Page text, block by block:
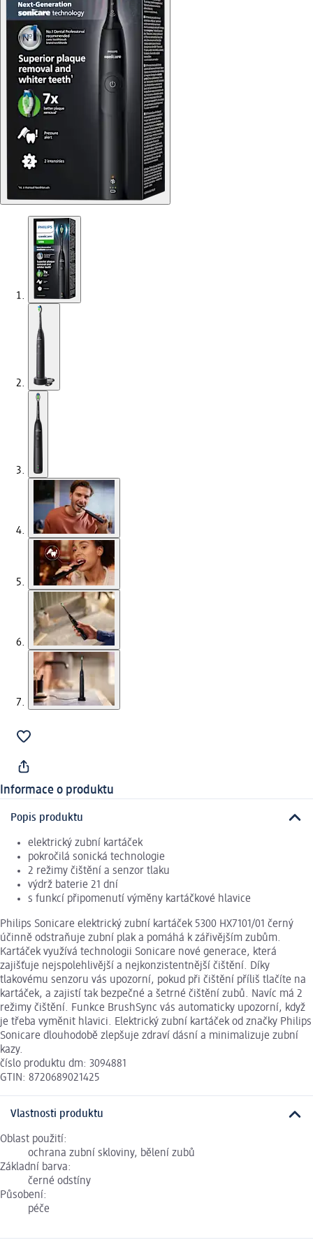
Informace o produktu
Popis produktu
elektrický zubní kartáček
pokročilá sonická technologie
2 režimy čištění a senzor tlaku
výdrž baterie 21 dní
s funkcí připomenutí výměny kartáčkové hlavice
Philips Sonicare elektrický zubní kartáček 5300 HX7101/01 černý
účinně odstraňuje zubní plak a pomáhá k zářivějším zubům.
Kartáček využívá technologii Sonicare nové generace, která
zajišťuje nejspolehlivější a nejkonzistentnější čištění. Díky
tlakovému senzoru vás upozorní, pokud při čištění příliš tlačíte na
kartáček, a zajistí tak bezpečné a šetrné čištění zubů. Navíc má 2
režimy čištění. Funkce BrushSync vás automaticky upozorní, když
je třeba vyměnit hlavici. Elektrický zubní kartáček od značky Philips
Sonicare dlouhodobě zlepšuje zdraví dásní a minimalizuje zubní
kazy.
číslo produktu dm: 3094881
GTIN: 8720689021425
Vlastnosti produktu
Oblast použití:
ochrana zubní skloviny, bělení zubů
Základní barva:
černé odstíny
Působení:
péče